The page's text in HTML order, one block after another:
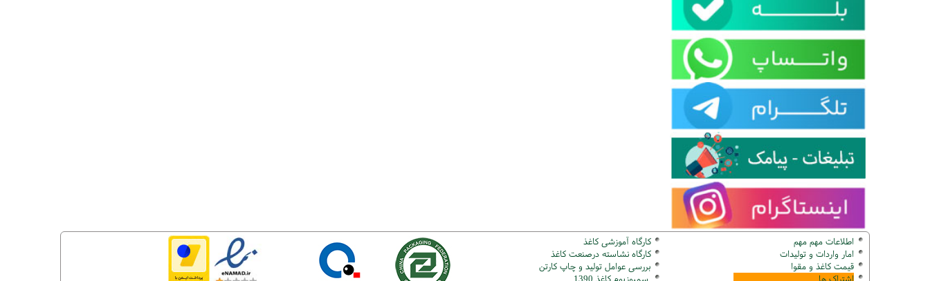
اطلاعات مهم مهم
امار واردات و تولیدات
قیمت کاغذ و مقوا
کارگاه آموزشی کاغذ
کارگاه نشاسته درصنعت کاغذ
بررسی عوامل تولید و چاپ کارتن